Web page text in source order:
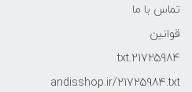
تماس با ما
قوانین
21725984.txt
andisshop.ir/21725984.txt